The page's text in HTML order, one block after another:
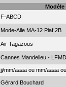
Modèle
F-ABCD
Mode-Aile MA-12 Piaf 2B
Air Tagazous
Cannes Mandelieu - LFMD
jj/mm/aaaa ou mm/aaaa
Gérard Bouchard